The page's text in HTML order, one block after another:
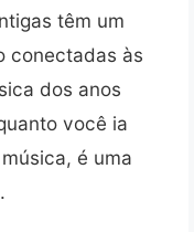
têm um
conectadas às
dos anos
você ia
é uma